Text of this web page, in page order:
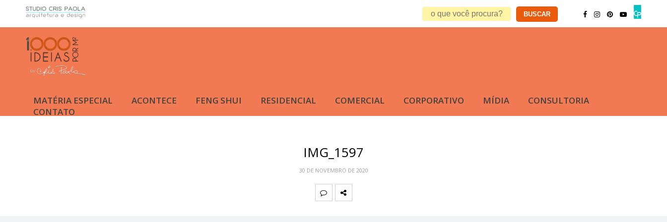
MATÉRIA ESPECIAL ACONTECE FENG SHUI RESIDENCIAL COMERCIAL CORPORATIVO MÍDIA
CONSULTORIA
CONTATO
IMG_1597
30 DE NOVEMBRO DE 2020